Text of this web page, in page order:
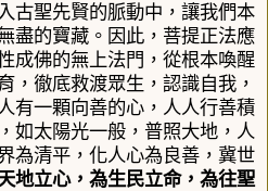
古聖先賢的脈動中，讓我們本
盡的寶藏。因此，菩提正法應
成佛的無上法門，從根本喚醒
，徹底救渡眾生，認識自我，
有一顆向善的心，人人行善積
如太陽光一般，普照大地，人
為清平，化人心為良善，冀世
地立心，為生民立命，為往聖